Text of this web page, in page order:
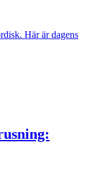
Här är dagens